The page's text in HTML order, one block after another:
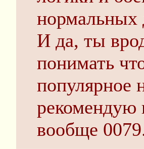
нормальных
И да, ты
понимать
популярное
рекомендую
вообще